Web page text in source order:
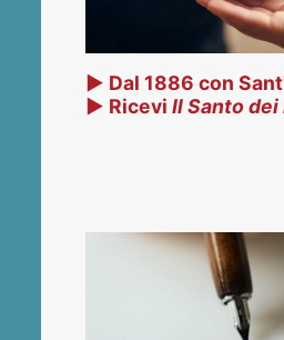
▶ Dal 1886 con
▶ RiceviIl Santo